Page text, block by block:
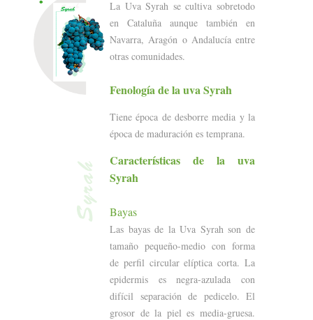
La Uva Syrah se cultiva sobretodo
en Cataluña aunque también en
Navarra, Aragón o Andalucía entre
otras comunidades.
Fenología de la uva Syrah
Tiene época de desborre media y la
época de maduración es temprana.
Características de la uva
Syrah
Bayas
Las bayas de la Uva Syrah son de
tamaño pequeño-medio con forma
de perfil circular elíptica corta. La
epidermis es negra-azulada con
difícil separación de pedicelo. El
grosor de la piel es media-gruesa.